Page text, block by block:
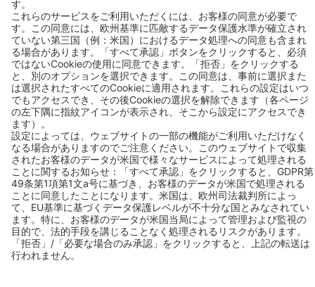
Follow us
© 2026 BEKO TECHNOLOGIES
サイト案内
Cookieの設定を変更する プライバシー
法的通知
Privacy Settings